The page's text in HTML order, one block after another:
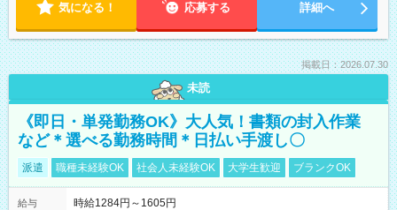
気になる！ 応募する 詳細へ
掲載日：2026.07.30
未読
《即日・単発勤務OK》大人気！書類の封入作業
など＊選べる勤務時間＊日払い手渡し〇
派遣 職種未経験OK 社会人未経験OK 大学生歓迎 ブランクOK
給与
時給1284円～1605円